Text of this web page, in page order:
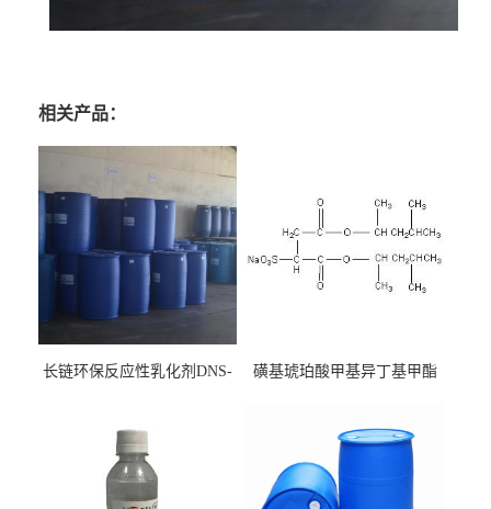
相关产品：
长链环保反应性乳化剂DNS-
磺基琥珀酸甲基异丁基甲酯